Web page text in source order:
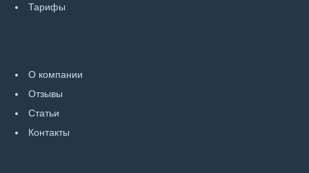
Тарифы
О компании
Отзывы
Статьи
Контакты